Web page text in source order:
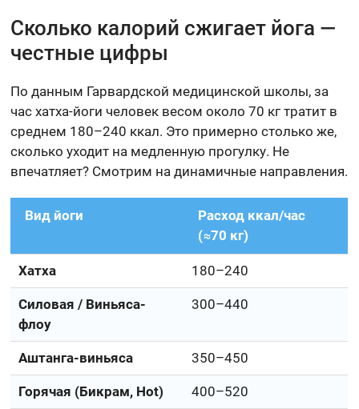
Сколько калорий сжигает йога —
честные цифры
По данным Гарвардской медицинской школы, за
час хатха-йоги человек весом около 70 кг тратит в
среднем 180–240 ккал. Это примерно столько же,
сколько уходит на медленную прогулку. Не
впечатляет? Смотрим на динамичные направления.
Вид йоги
Расход ккал/час
(≈70 кг)
Хатха 180–240
Силовая / Виньяса-
флоу
300–440
Аштанга-виньяса 350–450
Горячая (Бикрам, Hot) 400–520